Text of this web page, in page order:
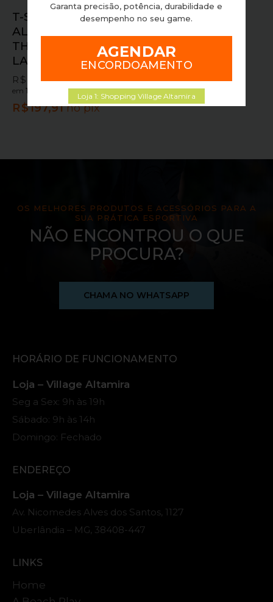
Garanta precisão, potência, durabilidade e
desempenho no seu game.
AGENDAR
ENCORDOAMENTO
Loja 1: Shopping Village Altamira
T-SHIRT CROPPED
ALTO GIRO
THASSIA NAVES
LARANJA/AZUL
R$ 219,90
em10x sem jurosou
R$197,91 no pix
OS MELHORES PRODUTOS E ACESSÓRIOS PARA A
SUA PRÁTICA ESPORTIVA
NÃO ENCONTROU O QUE
PROCURA?
CHAMA NO WHATSAPP
HORÁRIO DE FUNCIONAMENTO
Loja – Village Altamira
Seg a Sex: 9h às 19h
Sábado: 9h às 14h
Domingo: Fechado
ENDEREÇO
Loja – Village Altamira
Av. Nicomedes Alves dos Santos, 1127
Uberlândia – MG, 38408-447
LINKS
Home